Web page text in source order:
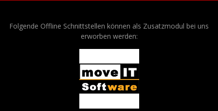
Folgende Offline Schnittstellen können als Zusatzmodul bei uns
erworben werden: